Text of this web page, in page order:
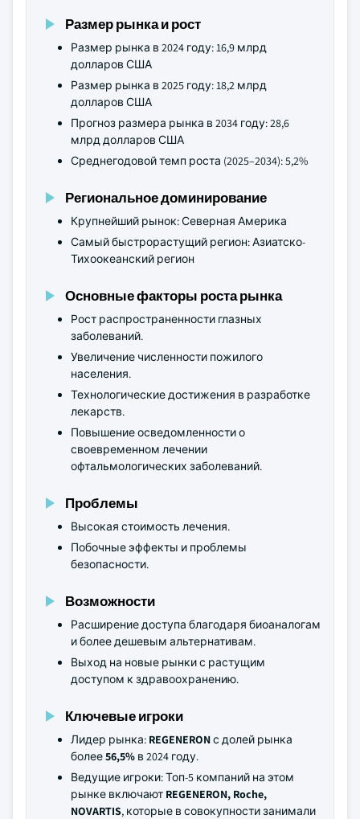
Размер рынка и рост
Размер рынка в 2024 году: 16,9 млрд
долларов США
Размер рынка в 2025 году: 18,2 млрд
долларов США
Прогноз размера рынка в 2034 году: 28,6
млрд долларов США
Среднегодовой темп роста (2025–2034): 5,2%
Региональное доминирование
Крупнейший рынок: Северная Америка
Самый быстрорастущий регион: Азиатско-
Тихоокеанский регион
Основные факторы роста рынка
Рост распространенности глазных
заболеваний.
Увеличение численности пожилого
населения.
Технологические достижения в разработке
лекарств.
Повышение осведомленности о
своевременном лечении
офтальмологических заболеваний.
Проблемы
Высокая стоимость лечения.
Побочные эффекты и проблемы
безопасности.
Возможности
Расширение доступа благодаря биоаналогам
и более дешевым альтернативам.
Выход на новые рынки с растущим
доступом к здравоохранению.
Ключевые игроки
Лидер рынка: REGENERONс долей рынка
более56,5% в 2024 году.
Ведущие игроки: Топ-5 компаний на этом
рынке включают REGENERON, Roche,
NOVARTIS, которые в совокупности занимали